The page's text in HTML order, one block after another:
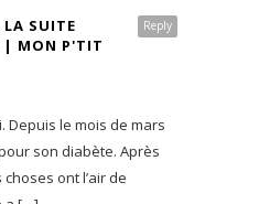
Reply
SUITE
| MON P'TIT
Depuis le mois de mars
son diabète. Après
ont l’air de